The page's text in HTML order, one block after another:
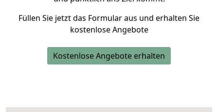
Füllen Sie jetzt das Formular aus und erhalten Sie
kostenlose Angebote
Kostenlose Angebote erhalten